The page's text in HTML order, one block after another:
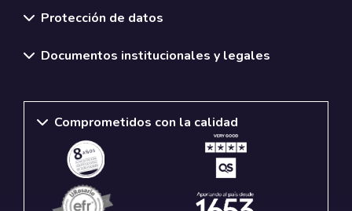
Protección de datos
Documentos institucionales y legales
Comprometidos con la calidad